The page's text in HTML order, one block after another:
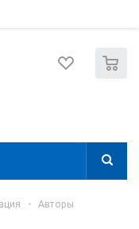
- Авторы